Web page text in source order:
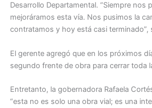
Desarrollo Departamental. “Siempre nos
mejoráramos esta vía. Nos pusimos la
contratamos y hoy está casi terminado”,
El gerente agregó que en los próximos
segundo frente de obra para cerrar toda
Entretanto, la gobernadora Rafaela
“esta no es solo una obra vial; es una